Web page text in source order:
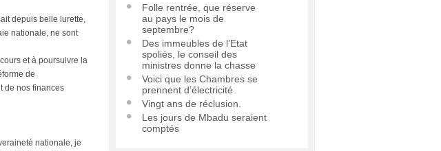
depuis belle lurette,
nationale, ne sont
et à poursuivre la
de
de nos finances
nationale, je
Folle rentrée, que réserve
au pays le mois de
septembre?
Des immeubles de l’Etat
spoliés, le conseil des
ministres donne la chasse
Voici que les Chambres se
prennent d’électricité
Vingt ans de réclusion.
Les jours de Mbadu seraient
comptés